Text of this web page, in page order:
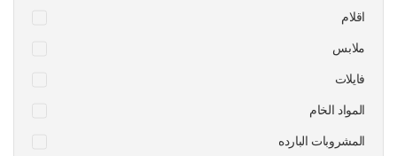
اقلام
ملابس
فايلات
المواد الخام
المشروبات البارده